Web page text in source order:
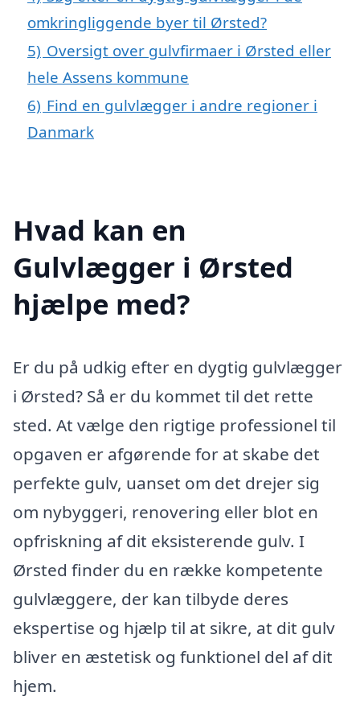
omkringliggende byer til Ørsted?
5) Oversigt over gulvfirmaer i Ørsted eller
hele Assens kommune
6) Find en gulvlægger i andre regioner i
Danmark
Hvad kan en
Gulvlægger i Ørsted
hjælpe med?
Er du på udkig efter en dygtig gulvlægger
i Ørsted? Så er du kommet til det rette
sted. At vælge den rigtige professionel til
opgaven er afgørende for at skabe det
perfekte gulv, uanset om det drejer sig
om nybyggeri, renovering eller blot en
opfriskning af dit eksisterende gulv. I
Ørsted finder du en række kompetente
gulvlæggere, der kan tilbyde deres
ekspertise og hjælp til at sikre, at dit gulv
bliver en æstetisk og funktionel del af dit
hjem.